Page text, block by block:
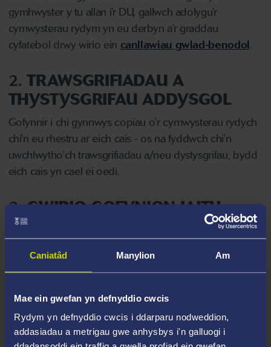
Caniatâd Manylion Am
Mae ein gwefan yn defnyddio cwcis
Rydym yn defnyddio cwcis i ddarparu nodweddion,
addasiadau a metrigau gwe anhysbys i'n galluogi i
gymhwyster y tu allan i’r DU, gallwch adolygu’r
cymwysterau rydym yn eu derbyn a’r graddau
cyfatebol drwy wirio ein canllawiau gwlad-benodol.
2.TRAWSGRIFIADAU A
THYSTYSGRIFAU ADDYSGOL
Gofynnir i chi gynnwys copïau o'r cymwysterau rydych
chi'n eu rhestru ar eich cais - os na fyddwch chi'n
uwchlwytho'ch trawsgrifiadau a/neu dystysgrifau, bydd
eich cais yn cael ei oedi.
3.GWIRIO GOFYNION IAITH
SAESNEG/CYMRAEG
Nodir gofynion iaith Saesneg neu Gymraeg ar y
ganddynt lefel ddigonol o allu ieithyddol i astudio'r
cwrs o'u dewis.